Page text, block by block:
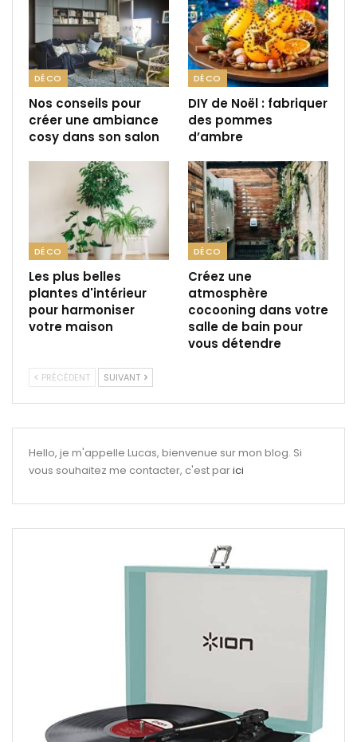
DÉCO
Nos conseils pour
créer une ambiance
cosy dans son salon
DÉCO
DIY de Noël : fabriquer
des pommes
d’ambre
DÉCO
Les plus belles
plantes d'intérieur
pour harmoniser
votre maison
DÉCO
Créez une
atmosphère
cocooning dans votre
salle de bain pour
vous détendre
PRÉCÉDENT SUIVANT
Hello, je m'appelle Lucas, bienvenue sur mon blog. Si
vous souhaitez me contacter, c'est parici